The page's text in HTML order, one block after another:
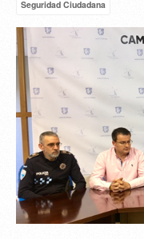
Seguridad Ciudadana